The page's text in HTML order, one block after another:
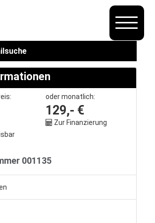
oder monatlich:
129,- €
Zur Finanzierung
001135